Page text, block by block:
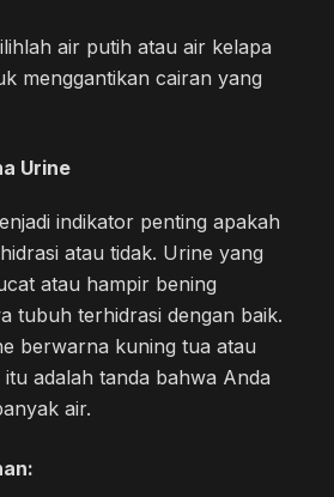
air putih atau air kelapa
menggantikan cairan yang
Urine
indikator penting apakah
atau tidak. Urine yang
atau hampir bening
tubuh terhidrasi dengan baik.
berwarna kuning tua atau
adalah tanda bahwa Anda
air.